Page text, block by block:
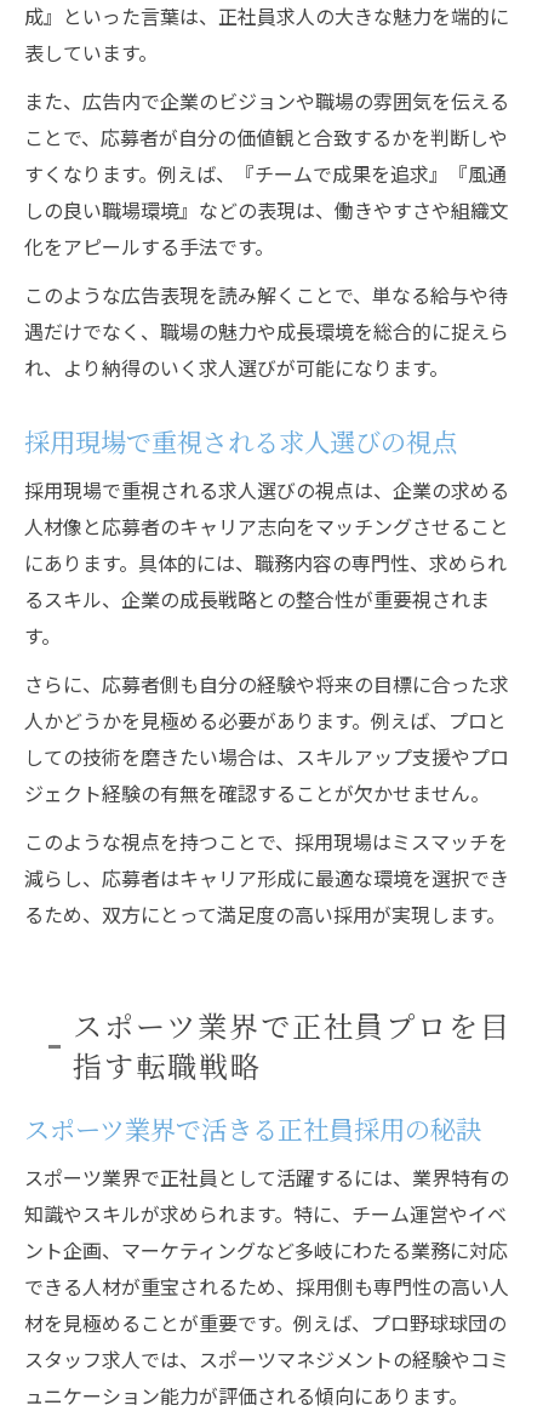
成』といった言葉は、正社員求人の大きな魅力を端的に
表しています。
また、広告内で企業のビジョンや職場の雰囲気を伝える
ことで、応募者が自分の価値観と合致するかを判断しや
すくなります。例えば、『チームで成果を追求』『風通
しの良い職場環境』などの表現は、働きやすさや組織文
化をアピールする手法です。
このような広告表現を読み解くことで、単なる給与や待
遇だけでなく、職場の魅力や成長環境を総合的に捉えら
れ、より納得のいく求人選びが可能になります。
採用現場で重視される求人選びの視点
採用現場で重視される求人選びの視点は、企業の求める
人材像と応募者のキャリア志向をマッチングさせること
にあります。具体的には、職務内容の専門性、求められ
るスキル、企業の成長戦略との整合性が重要視されま
す。
さらに、応募者側も自分の経験や将来の目標に合った求
人かどうかを見極める必要があります。例えば、プロと
しての技術を磨きたい場合は、スキルアップ支援やプロ
ジェクト経験の有無を確認することが欠かせません。
このような視点を持つことで、採用現場はミスマッチを
減らし、応募者はキャリア形成に最適な環境を選択でき
るため、双方にとって満足度の高い採用が実現します。
スポーツ業界で正社員プロを目
指す転職戦略
スポーツ業界で活きる正社員採用の秘訣
スポーツ業界で正社員として活躍するには、業界特有の
知識やスキルが求められます。特に、チーム運営やイベ
ント企画、マーケティングなど多岐にわたる業務に対応
できる人材が重宝されるため、採用側も専門性の高い人
材を見極めることが重要です。例えば、プロ野球球団の
スタッフ求人では、スポーツマネジメントの経験やコミ
ュニケーション能力が評価される傾向にあります。